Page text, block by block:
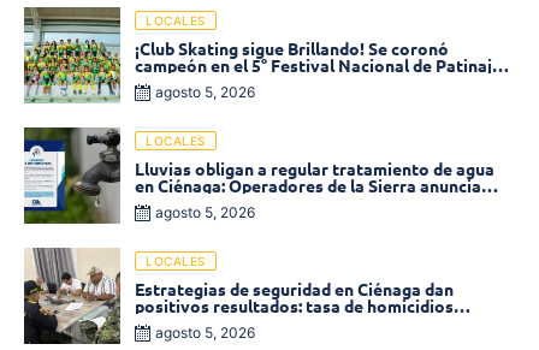
LOCALES
¡Club Skating sigue Brillando! Se coronó
campeón en el 5° Festival Nacional de Patinaje
«Soledad sobre Ruedas»
agosto 5, 2026
LOCALES
Lluvias obligan a regular tratamiento de agua
en Ciénaga: Operadores de la Sierra anuncia
baja presión en varios sectores
agosto 5, 2026
LOCALES
Estrategias de seguridad en Ciénaga dan
positivos resultados: tasa de homicidios
disminuyó un 58% en 2026
agosto 5, 2026